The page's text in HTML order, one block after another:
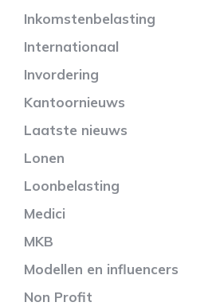
Inkomstenbelasting
Internationaal
Invordering
Kantoornieuws
Laatste nieuws
Lonen
Loonbelasting
Medici
MKB
Modellen en influencers
Non Profit